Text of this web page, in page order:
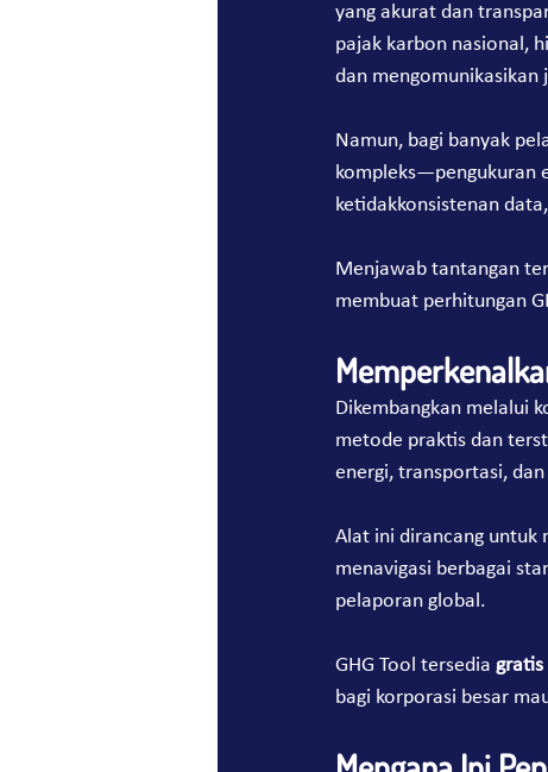
yang akurat dan
pajak karbon nasional,
dan mengomunikasikan
Namun, bagi banyak
kompleks—pengukuran
ketidakkonsistenan
Menjawab tantangan
membuat perhitungan
Dikembangkan melalui
metode praktis dan
energi, transportasi,
Alat ini dirancang untuk
menavigasi berbagai
pelaporan global.
GHG Tool tersedia gratis
bagi korporasi besar